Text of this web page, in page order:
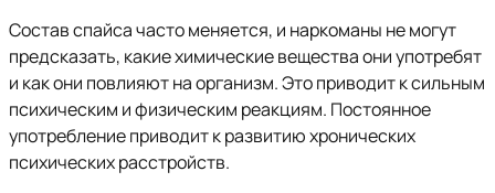
Состав спайса часто меняется, и наркоманы не могут
предсказать, какие химические вещества они употребят
и как они повлияют на организм. Это приводит к сильным
психическим и физическим реакциям. Постоянное
употребление приводит к развитию хронических
психических расстройств.